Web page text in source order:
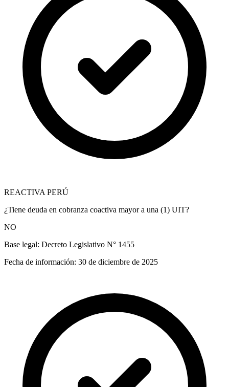
REACTIVA PERÚ
¿Tiene deuda en cobranza coactiva mayor a una (1) UIT?
NO
Base legal: Decreto Legislativo N° 1455
Fecha de información: 30 de diciembre de 2025